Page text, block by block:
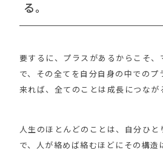
る。
要するに、プラスがあるからこそ、
で、その全てを自分自身の中でのプ
来れば、全てのことは成長につなが
人生のほとんどのことは、自分ひ
で、人が絡めば絡むほどにその構造